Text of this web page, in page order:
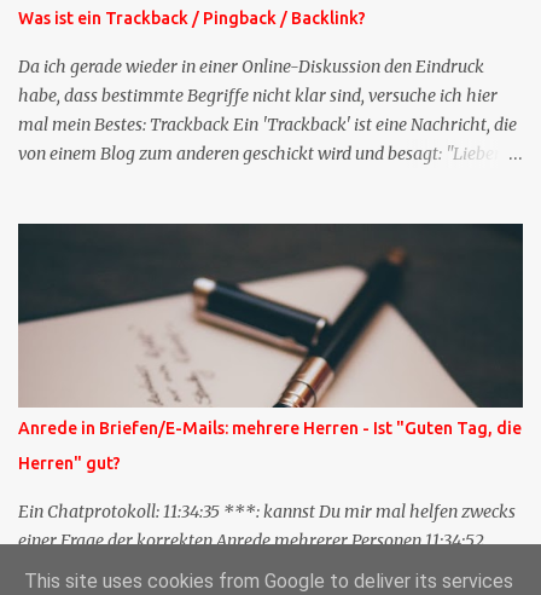
Was ist ein Trackback / Pingback / Backlink?
Da ich gerade wieder in einer Online-Diskussion den Eindruck
habe, dass bestimmte Begriffe nicht klar sind, versuche ich hier
mal mein Bestes: Trackback Ein 'Trackback' ist eine Nachricht, die
von einem Blog zum anderen geschickt wird und besagt: "Lieber
was ich zu deinem Inhalt zu sagen hatte." Diese
Nachrichtenfunktion wird 'angestoßen' in dem 'mein' Blog an die
'TrackbackURL' des Anderen einen 'Ping' schickt, d.h. ein paar
Parameter übergibt (URL meines Eintrags, Kurzzitat meines
Beitrags). Praktisch muss man nichts Anderes tun, als die
TrackbackURL beim Schreiben meines Beitrags in ein bestimmtes
Feld in meinem 'Blog-Redaktionssystem' einzufügen. Trackbacks
und TrackbackURLs sind heute recht selten. Das Trackback-
Verfahren wurde wei...
Anrede in Briefen/E-Mails: mehrere Herren - Ist "Guten Tag, die
Herren" gut?
Ein Chatprotokoll: 11:34:35 ***: kannst Du mir mal helfen zwecks
einer Frage der korrekten Anrede mehrerer Personen 11:34:52
***: Guten Tag die Herren ? 11:35:07 ***: Sehr geehrte Herren,
This site uses cookies from Google to deliver its services